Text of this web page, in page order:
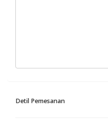
Detil Pemesanan